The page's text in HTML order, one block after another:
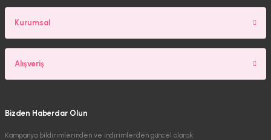
Kurumsal
Alışveriş
Bizden Haberdar Olun
Kampanya bildirimlerinden ve indirimlerden güncel olarak